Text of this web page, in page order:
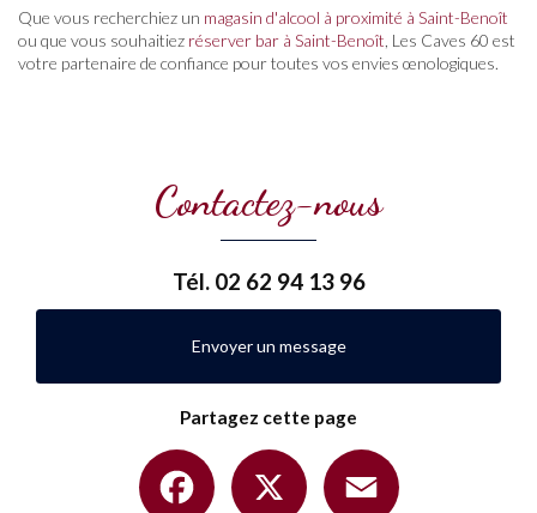
Que vous recherchiez un magasin d'alcool à proximité à Saint-Benoît
ou que vous souhaitiez réserver bar à Saint-Benoît , Les Caves 60 est
votre partenaire de confiance pour toutes vos envies œnologiques.
Contactez-nous
Tél. 02 62 94 13 96
Envoyer un message
Partagez cette page
Facebook